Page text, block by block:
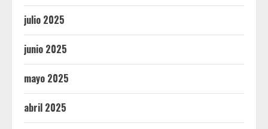
julio 2025
junio 2025
mayo 2025
abril 2025